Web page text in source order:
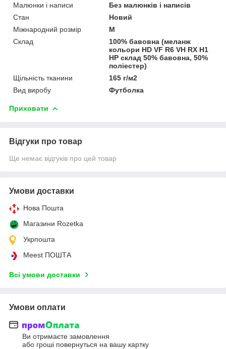
Малюнки і написи
Без малюнків і написів
Стан
Новий
Міжнародний розмір
M
Склад
100% бавовна (меланж
кольори HD VF R6 VH RX H1
HP склад 50% бавовна, 50%
поліестер)
Щільність тканини
165 г/м2
Вид виробу
Футболка
Приховати
Відгуки про товар
Ще немає відгуків про цей товар
Умови доставки
Нова Пошта
Магазини Rozetka
Укрпошта
Meest ПОШТА
Всі умови доставки
Умови оплати
Ви отримаєте замовлення
або гроші повернуться на вашу картку